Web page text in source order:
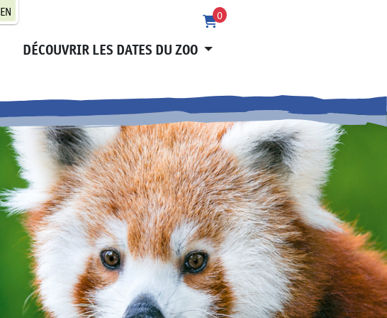
DÉCOUVRIR LES DATES DU ZOO
EN 0